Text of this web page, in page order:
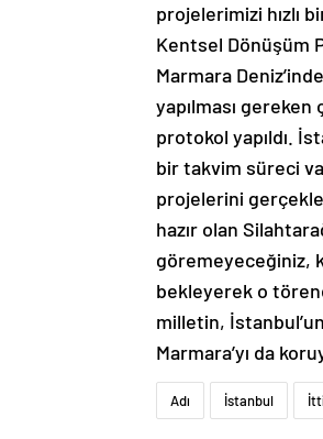
projelerimizi hızlı
Kentsel Dönüşüm
Marmara
yapılması
protokol yapıldı.
bir takvim süreci
projelerini
hazır olan
göremeyeceğiniz,
bekleyerek o
milletin,
Marmara’yı da
Adı İstanbul